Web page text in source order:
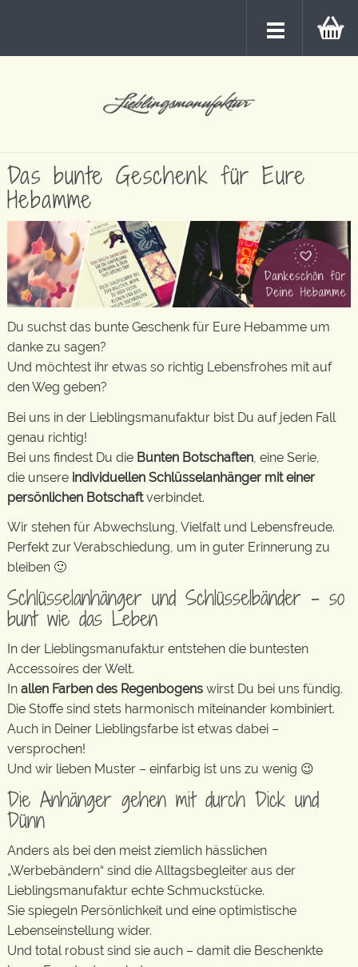
Das bunte Geschenk für Eure
Hebamme
Du suchst das bunte Geschenk für Eure Hebamme um
danke zu sagen?
Und möchtest ihr etwas so richtig Lebensfrohes mit auf
den Weg geben?
Bei uns in der Lieblingsmanufaktur bist Du auf jeden Fall
genau richtig!
Bei uns findest Du die Bunten Botschaften , eine Serie,
die unsere individuellen Schlüsselanhänger mit einer
persönlichen Botschaftverbindet.
Wir stehen für Abwechslung, Vielfalt und Lebensfreude.
Perfekt zur Verabschiedung, um in guter Erinnerung zu
bleiben 🙂
Schlüsselanhänger und Schlüsselbänder – so
bunt wie das Leben
In der Lieblingsmanufaktur entstehen die buntesten
Accessoires der Welt.
In allen Farben des Regenbogens wirst Du bei uns fündig.
Die Stoffe sind stets harmonisch miteinander kombiniert.
Auch in Deiner Lieblingsfarbe ist etwas dabei –
versprochen!
Und wir lieben Muster – einfarbig ist uns zu wenig 😉
Die Anhänger gehen mit durch Dick und
Dünn
Anders als bei den meist ziemlich hässlichen
„Werbebändern“ sind die Alltagsbegleiter aus der
Lieblingsmanufaktur echte Schmuckstücke.
Sie spiegeln Persönlichkeit und eine optimistische
Lebenseinstellung wider.
Und total robust sind sie auch – damit die Beschenkte